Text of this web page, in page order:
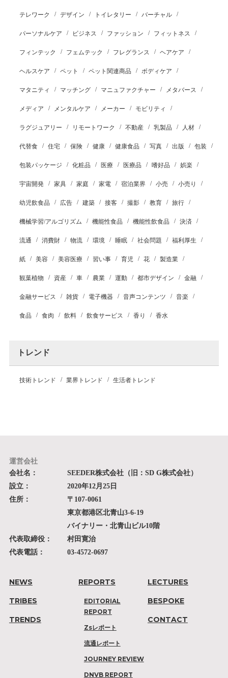
テレワーク デザイン トイレタリー バーチャル
パーソナルケア ビジネス ファッション フィットネス
フィンテック フェムテック フレグランス ヘアケア
ヘルスケア ペット ペット関連商品 ボディケア
マタニティ マッチング マニュファクチャー メタバース
メディア メンタルケア メーカー モビリティ
ラグジュアリー リモートワーク 不動産 乳製品 人材
代替食 住宅 保険 健康 健康食品 写真 出版 包装
包装パッケージ 化粧品 医療 医療品 嗜好品 娯楽
宇宙開発 家具 家庭 家電 宿泊業界 小売 小売り
幼児飲食品 広告 建築 接客 撮影 教育 旅行
機械学習/アルゴリズム 機能性食品 機能性飲食品 決済
流通 消費財 物流 環境 睡眠 社会問題 福利厚生
紙 美容 美容医療 習い事 育児 花 製造業
観葉植物 資産 車 農業 運動 都市デザイン 金融
金融サービス 雑貨 電子機器 音声コンテンツ 音楽
食品 食肉 飲料 飲食サービス 香り 香水
トレンド
技術トレンド 業界トレンド 生活者トレンド
運営会社
会社名：
SEEDER株式会社（旧：SD G株式会社）
設立：
2020年12月25日
住所：
〒107-0061
東京都港区北青山3-6-19
バイナリー・北青山ビル10階
代表取締役：
村田寛治
代表電話：
03-4572-0697
NEWS
TRIBES
TRENDS
REPORTS
EDITORIAL
REPORT
Zsレポート
流通レポート
JOURNEY REVIEW
DNVB REPORT
LECTURES
BESPOKE
CONTACT